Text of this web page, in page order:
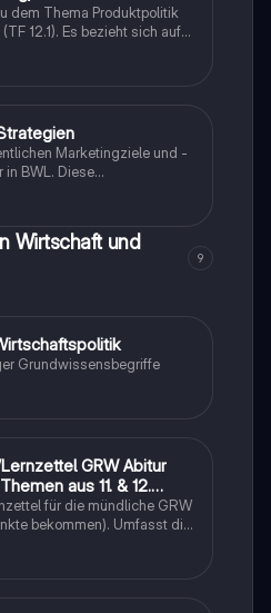
dem Thema Produktpolitik
12.1). Es bezieht sich auf
in Hessen im Fachbereich
Marketingziele und -
in BWL. Diese
zentrale Themen wie
Marketingmix
das Verständnis von
Wirtschaft und
9
Grundwissensbegriffe
GRW Abitur
aus 11. & 12.
für die mündliche GRW
bekommen). Umfasst die
Wandel, Internationale
Theorien. Jedenfalls